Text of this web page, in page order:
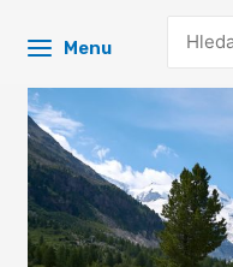
Menu
for: